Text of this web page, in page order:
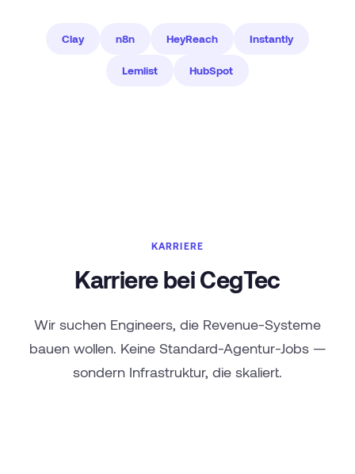
Clay n8n HeyReach Instantly
Lemlist HubSpot
KARRIERE
Karriere bei CegTec
Wir suchen Engineers, die Revenue-Systeme
bauen wollen. Keine Standard-Agentur-Jobs —
sondern Infrastruktur, die skaliert.